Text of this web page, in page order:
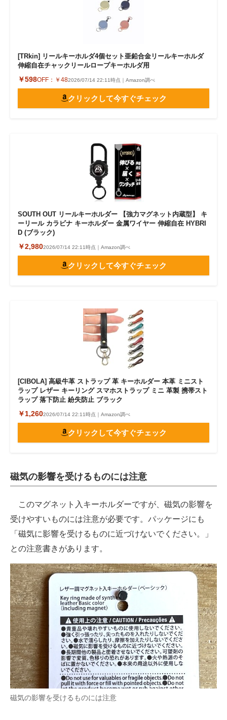
[TRkin] リールキーホルダ4個セット亜鉛合金リールキーホルダ
伸縮自在チャックリールロープキーホルダ用
￥598OFF： ￥482026/07/14 22:11時点｜Amazon調べ
クリックして今すぐチェック
SOUTH OUT リールキーホルダー 【強力マグネット内蔵型】 キ
ーリール カラビナ キーホルダー 金属ワイヤー 伸縮自在 HYBRI
D (ブラック)
￥2,9802026/07/14 22:11時点｜Amazon調べ
クリックして今すぐチェック
[CIBOLA] 高級牛革 ストラップ 革 キーホルダー 本革 ミニスト
ラップ レザー キーリング スマホストラップ ミニ 革製 携帯スト
ラップ 落下防止 紛失防止 ブラック
￥1,2602026/07/14 22:11時点｜Amazon調べ
クリックして今すぐチェック
磁気の影響を受けるものには注意
このマグネット入キーホルダーですが、磁気の影響を
受けやすいものには注意が必要です。パッケージにも
「磁気に影響を受けるものに近づけないでください。」
との注意書きがあります。
磁気の影響を受けるものには注意